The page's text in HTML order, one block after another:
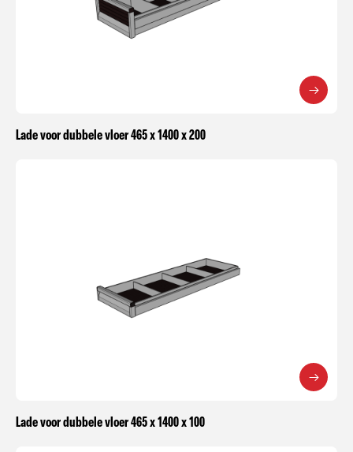
Lade voor dubbele vloer 465 x 1400 x 200
Lade voor dubbele vloer 465 x 1400 x 100